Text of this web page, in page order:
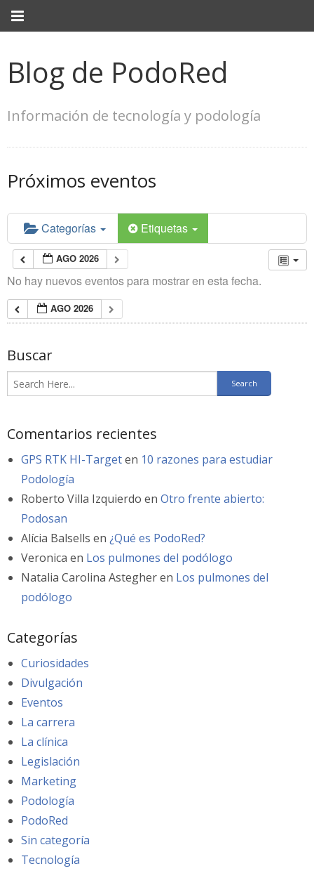
Blog de PodoRed
Información de tecnología y podología
Próximos eventos
Categorías Etiquetas
AGO 2026
No hay nuevos eventos para mostrar en esta fecha.
AGO 2026
Buscar
Comentarios recientes
GPS RTK HI-Targeten 10 razones para estudiar
Podología
Roberto Villa Izquierdo en Otro frente abierto:
Podosan
Alícia Balsells en ¿Qué es PodoRed?
Veronica en Los pulmones del podólogo
Natalia Carolina Astegheren Los pulmones del
podólogo
Categorías
Curiosidades
Divulgación
Eventos
La carrera
La clínica
Legislación
Marketing
Podología
PodoRed
Sin categoría
Tecnología